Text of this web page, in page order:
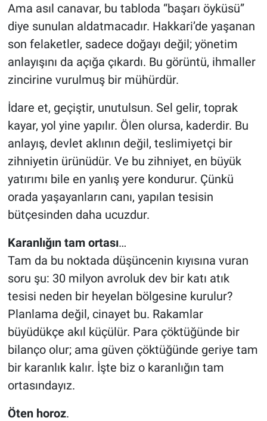
Ama asıl canavar, bu tabloda “başarı öyküsü”
diye sunulan aldatmacadır. Hakkari’de yaşanan
son felaketler, sadece doğayı değil; yönetim
anlayışını da açığa çıkardı. Bu görüntü, ihmaller
zincirine vurulmuş bir mühürdür.
İdare et, geçiştir, unutulsun. Sel gelir, toprak
kayar, yol yine yapılır. Ölen olursa, kaderdir. Bu
anlayış, devlet aklının değil, teslimiyetçi bir
zihniyetin ürünüdür. Ve bu zihniyet, en büyük
yatırımı bile en yanlış yere kondurur. Çünkü
orada yaşayanların canı, yapılan tesisin
bütçesinden daha ucuzdur.
Karanlığın tam ortası…
Tam da bu noktada düşüncenin kıyısına vuran
soru şu: 30 milyon avroluk dev bir katı atık
tesisi neden bir heyelan bölgesine kurulur?
Planlama değil, cinayet bu. Rakamlar
büyüdükçe akıl küçülür. Para çöktüğünde bir
bilanço olur; ama güven çöktüğünde geriye tam
bir karanlık kalır. İşte biz o karanlığın tam
ortasındayız.
Öten horoz.